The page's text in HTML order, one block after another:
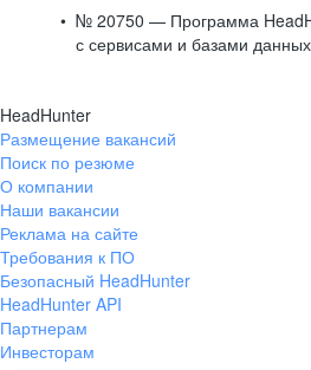
№ 20750 — Программа
с сервисами и базами данных
HeadHunter
Размещение вакансий
Поиск по резюме
О компании
Наши вакансии
Реклама на сайте
Требования к ПО
Безопасный HeadHunter
HeadHunter API
Партнерам
Инвесторам